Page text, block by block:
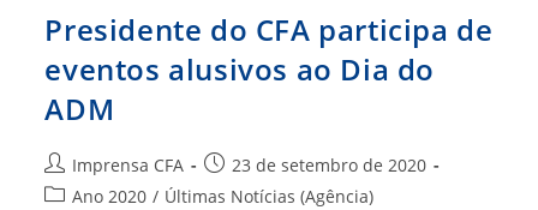
Presidente do CFA participa de
eventos alusivos ao Dia do
ADM
Autor
do
Imprensa CFA
Post
publicado:
23 de setembro de 2020
Categoria
Ano 2020 / Últimas Notícias (Agência)